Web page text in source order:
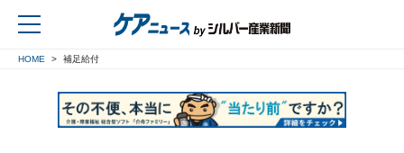
HOME 補足給付